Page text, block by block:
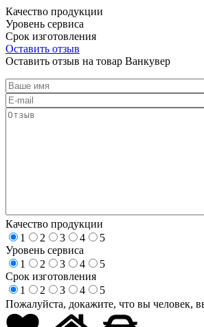
Качество продукции
Уровень сервиса
Срок изготовления
Оставить отзыв
Оставить отзыв на товар Ванкувер
Качество продукции
1
2 3 4
5
Уровень сервиса
1
2 3 4
5
Срок изготовления
1
2 3 4
5
Пожалуйста, докажите, что вы человек,